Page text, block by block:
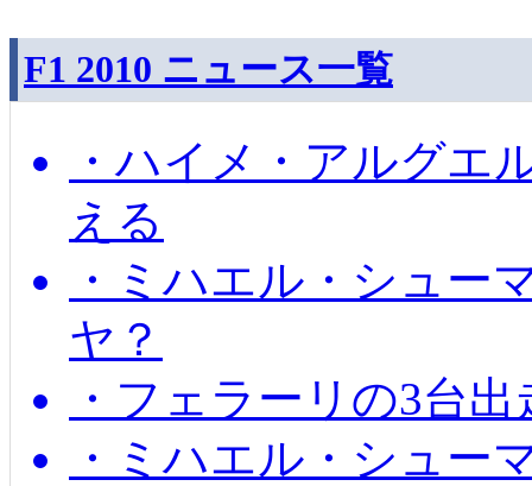
F1 2010 ニュース一覧
・ハイメ・アルグエ
える
・ミハエル・シュー
ヤ？
・フェラーリの3台
・ミハエル・シュー